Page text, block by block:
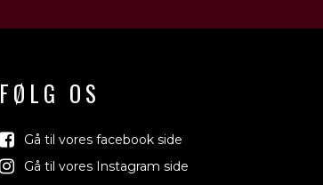
FØLG OS
Gå til vores facebook side
Gå til vores Instagram side